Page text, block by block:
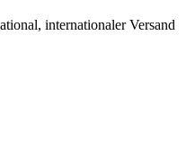
internationaler Versand